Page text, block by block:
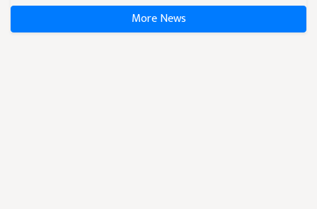
More News